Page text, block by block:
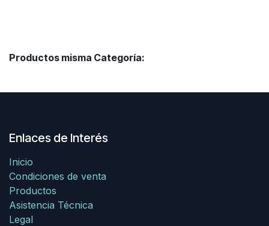
Productos misma Categoría:
Enlaces de Interés
Inicio
Condiciones de venta
Productos
Asistencia Técnica
Legal